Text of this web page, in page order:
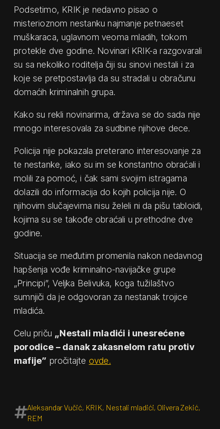
Podsetimo, KRIK je nedavno pisao o
misterioznom nestanku najmanje petnaeset
muškaraca, uglavnom veoma mladih, tokom
protekle dve godine. Novinari KRIK-a razgovarali
su sa nekoliko roditelja čiji su sinovi nestali i za
koje se pretpostavlja da su stradali u obračunu
domaćih kriminalnih grupa.
Kako su rekli novinarima, država se do sada nije
mnogo interesovala za sudbine njihove dece.
Policija nije pokazala preterano interesovanje za
te nestanke, iako su im se konstantno obraćali i
molili za pomoć, i čak sami svojim istragama
dolazili do informacija do kojih policija nije. O
njihovim slučajevima nisu želeli ni da pišu tabloidi,
kojima su se takođe obraćali u prethodne dve
godine.
Situacija se međutim promenila nakon nedavnog
hapšenja vođe kriminalno-navijačke grupe
„Principi”, Veljka Belivuka, koga tužilaštvo
sumnjiči da je odgovoran za nestanak trojice
mladića.
Celu priču „Nestali mladići i unesrećene
porodice – danak zakasnelom ratu protiv
mafije” pročitajte ovde.
Aleksandar Vučić, KRIK, Nestali mladići, Olivera Zekić,
REM